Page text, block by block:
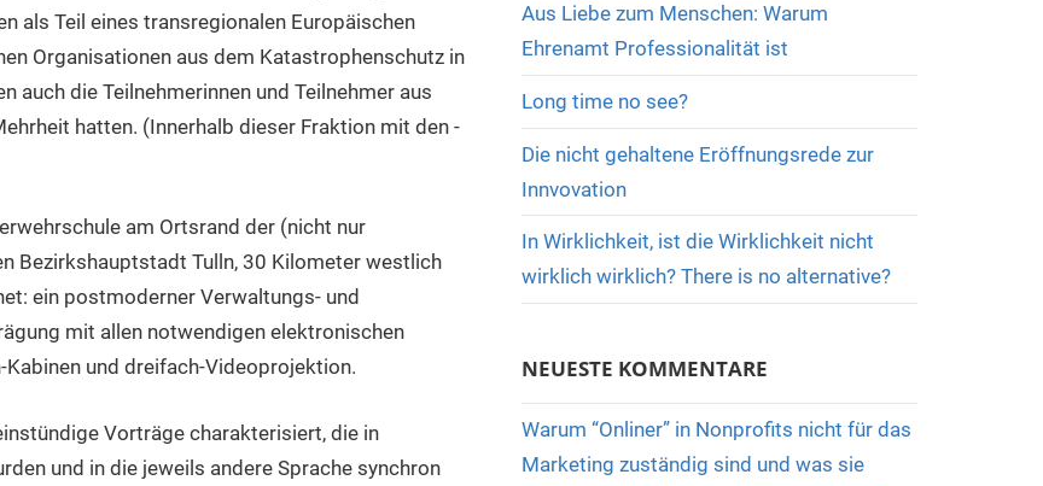
als Teil eines transregionalen Europäischen
Organisationen aus dem Katastrophenschutz in
auch die Teilnehmerinnen und Teilnehmer aus
hatten. (Innerhalb dieser Fraktion mit den -
am Ortsrand der (nicht nur
Bezirkshauptstadt Tulln, 30 Kilometer westlich
ein postmoderner Verwaltungs- und
mit allen notwendigen elektronischen
und dreifach-Videoprojektion.
Vorträge charakterisiert, die in
und in die jeweils andere Sprache synchron
Aus Liebe zum Menschen: Warum
Ehrenamt Professionalität ist
Long time no see?
Die nicht gehaltene Eröffnungsrede zur
Innvovation
In Wirklichkeit, ist die Wirklichkeit nicht
wirklich wirklich? There is no alternative?
NEUESTE KOMMENTARE
Warum “Onliner” in Nonprofits nicht für das
Marketing zuständig sind und was sie